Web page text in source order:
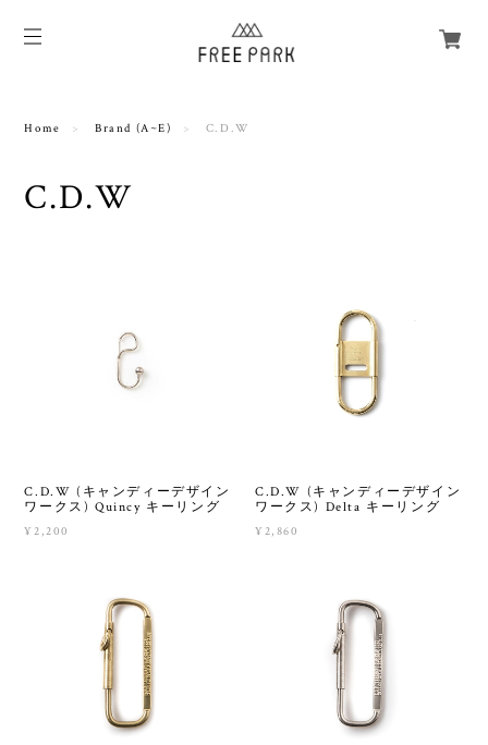
Home Brand (A~E) C.D.W
C.D.W
C.D.W (キャンディーデザイン
ワークス) Quincy キーリング
¥2,200
C.D.W (キャンディーデザイン
ワークス) Delta キーリング
¥2,860